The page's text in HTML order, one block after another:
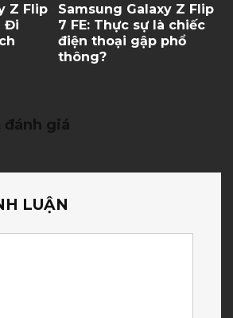
Z Flip
Đi
Samsung Galaxy Z Flip
7 FE: Thực sự là chiếc
điện thoại gập phổ
thông?
đánh giá
LUẬN